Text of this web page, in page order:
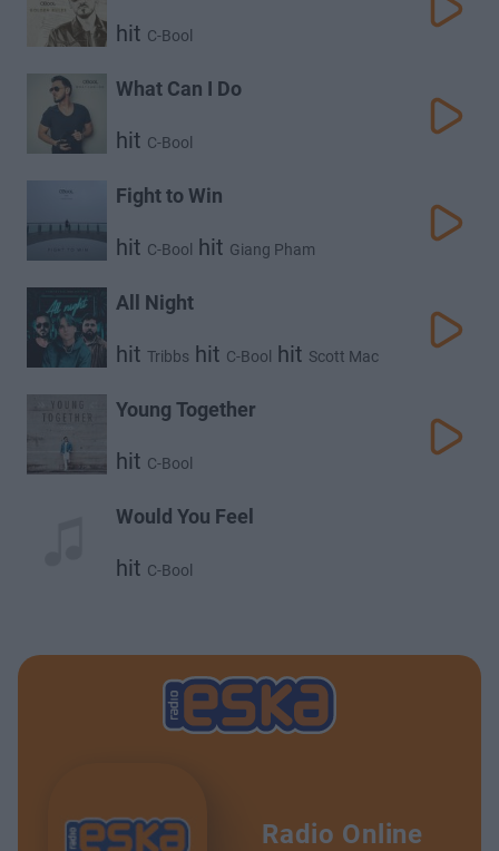
hit C-Bool
What Can I Do
hit C-Bool
Fight to Win
hit C-Bool hit Giang Pham
All Night
hit Tribbs hit C-Bool hit Scott Mac
Young Together
hit C-Bool
Would You Feel
hit C-Bool
Radio Online